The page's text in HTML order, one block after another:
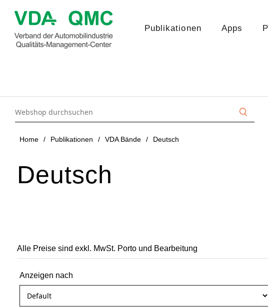
Publikationen Apps
Home / Publikationen / VDA Bände / Deutsch
Deutsch
Alle Preise sind exkl. MwSt. Porto und Bearbeitung
Anzeigen nach